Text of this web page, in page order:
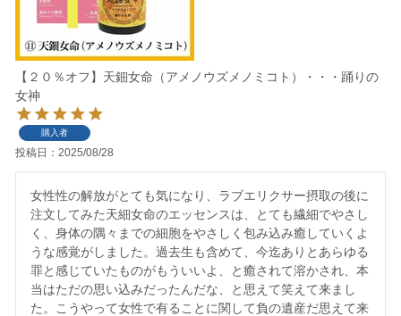
【２０％オフ】天鈿女命（アメノウズメノミコト）・・・踊りの
女神
購入者
投稿日 2025/08/28
女性性の解放がとても気になり、ラブエリクサー摂取の後に
注文してみた天細女命のエッセンスは、とても繊細でやさし
く、身体の隅々までの細胞をやさしく包み込み癒していくよ
うな感覚がしました。過去生も含めて、今迄ありとあらゆる
罪と感じていたものがもういいよ、と癒されて溶かされ、本
当はただの思い込みだったんだな、と思えて笑えて来まし
た。こうやって女性で有ることに関して負の遺産だ思えて来